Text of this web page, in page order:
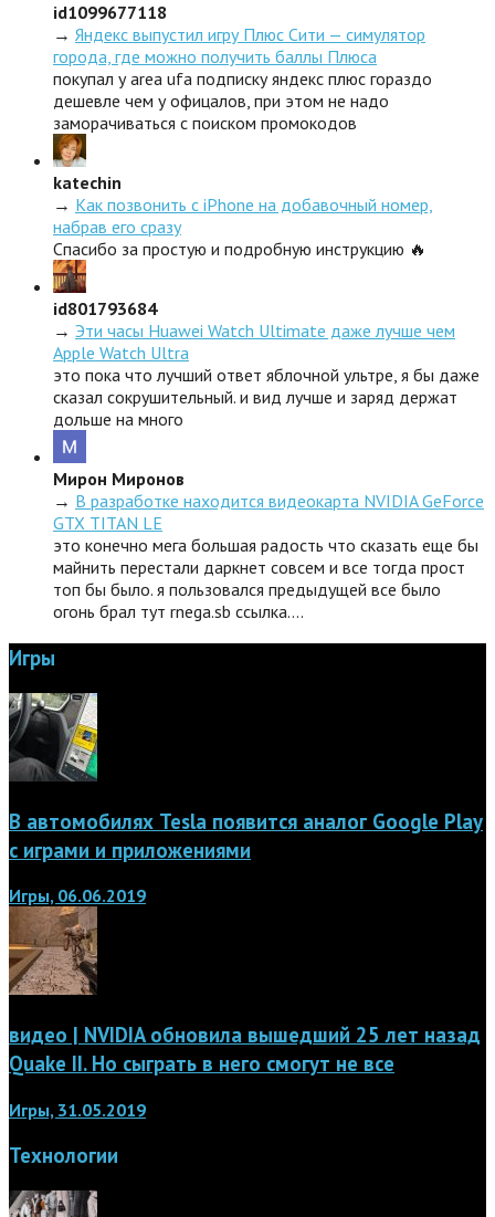
id1099677118
→ Яндекс выпустил игру Плюс Сити — симулятор
города, где можно получить баллы Плюса
покупал у area ufa подписку яндекс плюс гораздо
дешевле чем у офицалов, при этом не надо
заморачиваться с поиском промокодов
katechin
→ Как позвонить с iPhone на добавочный номер,
набрав его сразу
Спасибо за простую и подробную инструкцию 🔥
id801793684
→ Эти часы Huawei Watch Ultimate даже лучше чем
Apple Watch Ultra
это пока что лучший ответ яблочной ультре, я бы даже
сказал сокрушительный. и вид лучше и заряд держат
дольше на много
Мирон Миронов
→ В разработке находится видеокарта NVIDIA GeForce
GTX TITAN LE
это конечно мега большая радость что сказать еще бы
майнить перестали даркнет совсем и все тогда прост
топ бы было. я пользовался предыдущей все было
огонь брал тут rnega.sb ссылка.…
Игры
В автомобилях Tesla появится аналог Google Play
с играми и приложениями
Игры, 06.06.2019
видео | NVIDIA обновила вышедший 25 лет назад
Quake II. Но сыграть в него смогут не все
Игры, 31.05.2019
Технологии